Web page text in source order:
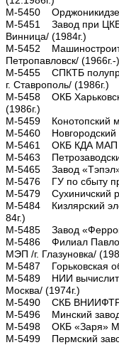
М-5450
М-5451 Завод при ЦКБ
Винница/ (1984г.)
М-5452
Петропавловск/ (1966г.-)
М-5455 СПКТБ
г. Ставрополь/ (1986г.)
М-5458 ОКБ
(1986г.)
М-5459 Конотопский
М-5460 Новгородский
М-5461 ОКБ КДА МАП /
М-5463
М-5465 Завод
М-5476 ГУ по сбыту
М-5479 Сухиничский
М-5484 Кизлярский
84г.)
М-5485 Завод
М-5486 Филиал
МЭП /г. Глазуновка/
М-5487 Горьковская
М-5489 НИИ
Москва/ (1974г.)
М-5490 СКБ ВНИИФТРИ
М-5496 Минский
М-5498 ОКБ «Заря»
М-5499 Пермский